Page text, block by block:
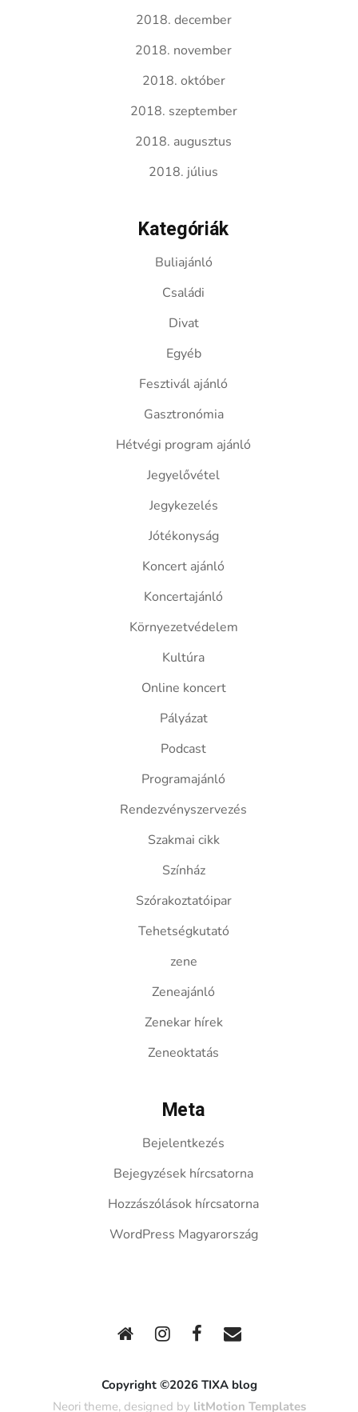
2018. december
2018. november
2018. október
2018. szeptember
2018. augusztus
2018. július
Kategóriák
Buliajánló
Családi
Divat
Egyéb
Fesztivál ajánló
Gasztronómia
Hétvégi program ajánló
Jegyelővétel
Jegykezelés
Jótékonyság
Koncert ajánló
Koncertajánló
Környezetvédelem
Kultúra
Online koncert
Pályázat
Podcast
Programajánló
Rendezvényszervezés
Szakmai cikk
Színház
Szórakoztatóipar
Tehetségkutató
zene
Zeneajánló
Zenekar hírek
Zeneoktatás
Meta
Bejelentkezés
Bejegyzések hírcsatorna
Hozzászólások hírcsatorna
WordPress Magyarország
Copyright ©2026 TIXA blog
Neori theme, designed by litMotion Templates